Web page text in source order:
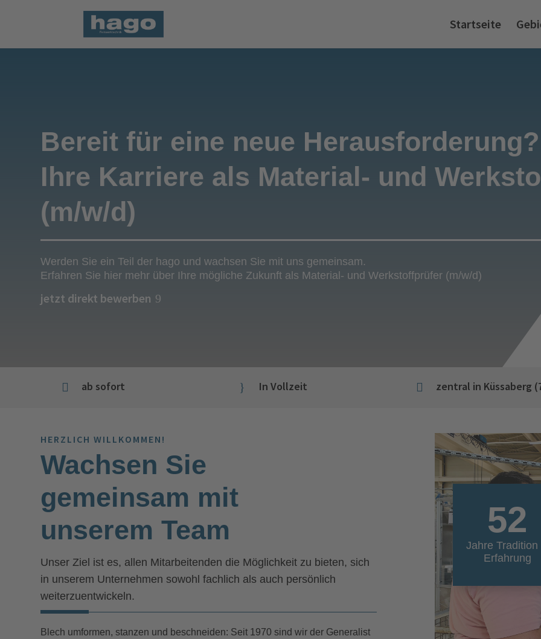
Startseite
Bereit für eine neue Herausforderung?
Ihre Karriere als Material- und
(m/w/d)
Werden Sie ein Teil der hago und wachsen Sie mit uns gemeinsam.
Erfahren Sie hier mehr über Ihre mögliche Zukunft als Material- und Werkstoffprüfer (m/w/d)
jetzt direkt bewerben
 ab sofort } In Vollzeit  zentral in Küssaberg
HERZLICH WILLKOMMEN!
Wachsen Sie
gemeinsam mit
unserem Team
Unser Ziel ist es, allen Mitarbeitenden die Möglichkeit zu bieten, sich
in unserem Unternehmen sowohl fachlich als auch persönlich
weiterzuentwickeln.
Blech umformen, stanzen und beschneiden: Seit 1970 sind wir der Generalist
52
Jahre Tradition
Erfahrung